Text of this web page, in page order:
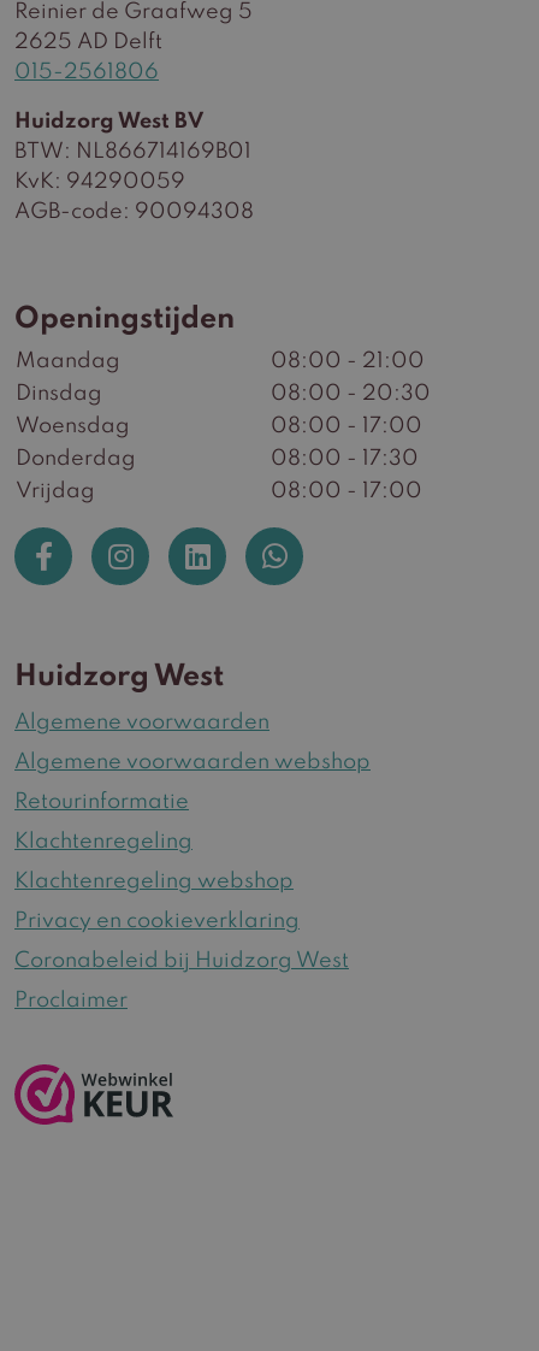
Reinier de Graafweg 5
2625 AD Delft
015-2561806
Huidzorg West BV
BTW: NL866714169B01
KvK: 94290059
AGB-code: 90094308
Openingstijden
Maandag
08:00 - 21:00
Dinsdag
08:00 - 20:30
Woensdag
08:00 - 17:00
Donderdag
08:00 - 17:30
Vrijdag
08:00 - 17:00
Huidzorg West
Algemene voorwaarden
Algemene voorwaarden webshop
Retourinformatie
Klachtenregeling
Klachtenregeling webshop
Privacy en cookieverklaring
Coronabeleid bij Huidzorg West
Proclaimer